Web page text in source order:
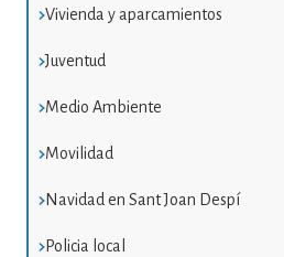
Vivienda y aparcamientos
Juventud
Medio Ambiente
Movilidad
Navidad en Sant Joan Despí
Policia local